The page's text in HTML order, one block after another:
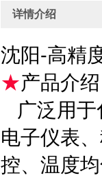
详情介绍
沈阳-高精
★产品介
广泛用于
电子仪表
控、温度